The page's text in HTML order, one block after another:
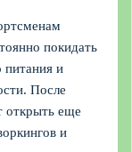
покидать
и
После
открыть еще
и